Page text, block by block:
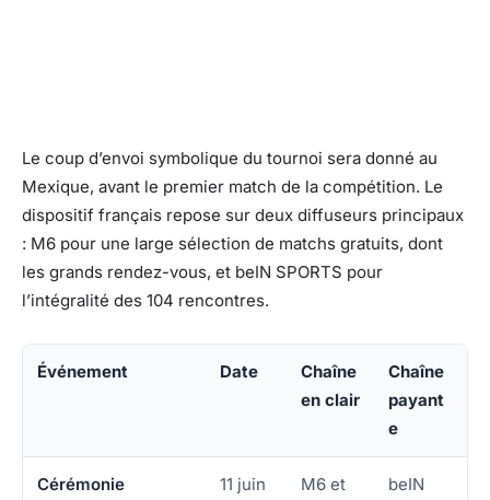
Le coup d’envoi symbolique du tournoi sera donné au
Mexique, avant le premier match de la compétition. Le
dispositif français repose sur deux diffuseurs principaux
: M6 pour une large sélection de matchs gratuits, dont
les grands rendez-vous, et beIN SPORTS pour
l’intégralité des 104 rencontres.
Événement Date
Chaîne
en clair
Chaîne
payant
e
Cérémonie
11 juin
M6 et
beIN